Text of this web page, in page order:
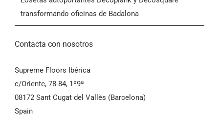
transformando oficinas de Badalona
Contacta con nosotros
Supreme Floors Ibérica
c/Oriente, 78-84, 1º9ª
08172 Sant Cugat del Vallès (Barcelona)
Spain